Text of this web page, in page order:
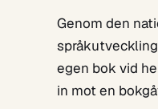
Genom den
egen bok vid
in mot en